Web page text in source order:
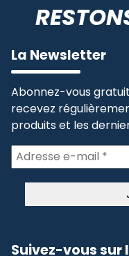
La Newsletter
Abonnez-vous
recevez
produits et les
Suivez-vous sur